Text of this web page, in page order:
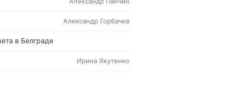
Александр Горбачев
в Белграде
Ирина Якутенко